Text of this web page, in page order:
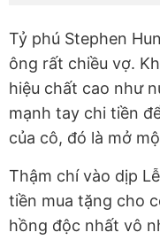
Tỷ phú Stephen
ông rất chiều vợ.
hiệu chất cao như
mạnh tay chi tiền
của cô, đó là mở
Thậm chí vào dịp
tiền mua tặng cho
hồng độc nhất vô